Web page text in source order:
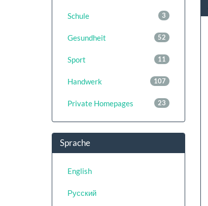
3
Schule
52
Gesundheit
11
Sport
107
Handwerk
23
Private Homepages
Sprache
English
Русский